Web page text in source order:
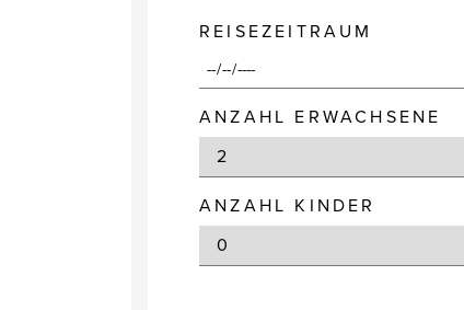
REISEZEITRAUM
ANZAHL ERWACHSENE
ANZAHL KINDER